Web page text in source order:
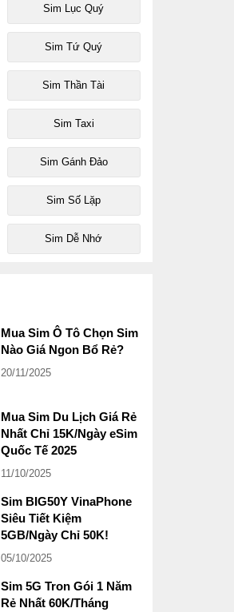
Sim Lục Quý
Sim Tứ Quý
Sim Thần Tài
Sim Taxi
Sim Gánh Đảo
Sim Số Lặp
Sim Dễ Nhớ
Mua Sim Ô Tô Chọn Sim
Nào Giá Ngon Bổ Rẻ?
20/11/2025
Mua Sim Du Lịch Giá Rẻ
Nhất Chỉ 15K/Ngày eSim
Quốc Tế 2025
11/10/2025
Sim BIG50Y VinaPhone
Siêu Tiết Kiệm
5GB/Ngày Chỉ 50K!
05/10/2025
Sim 5G Tron Gói 1 Năm
Rẻ Nhất 60K/Tháng